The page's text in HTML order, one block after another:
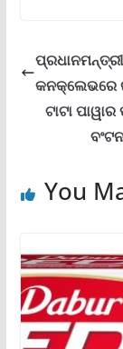
କନକ୍ଲେଭରେ
ଟାଟା
You